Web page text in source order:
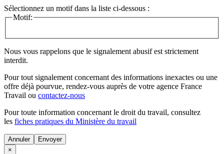
Sélectionnez un motif dans la liste ci-dessous :
Motif:
Nous vous rappelons que le signalement abusif est strictement
interdit.
Pour tout signalement concernant des informations inexactes ou une
offre déjà pourvue, rendez-vous auprès de votre agence France
Travail ou contactez-nous
Pour toute information concernant le droit du travail, consultez
les fiches pratiques du Ministère du travail
Annuler
×